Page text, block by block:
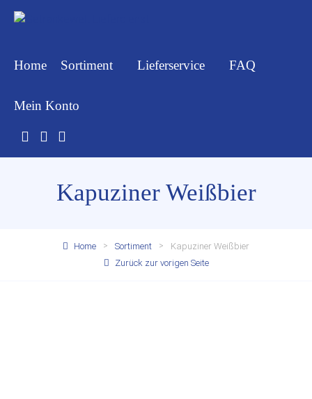
Home Sortiment Lieferservice FAQ
Mein Konto
Kapuziner Weißbier
Home Sortiment
Kapuziner Weißbier
Zurück zur vorigen Seite